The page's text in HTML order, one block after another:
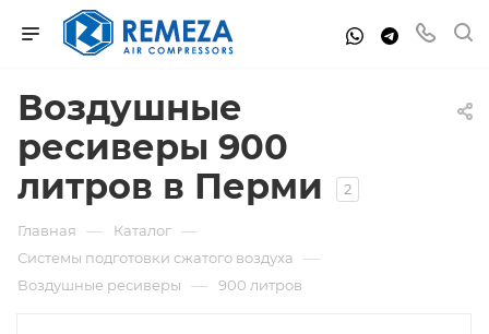
Воздушные
ресиверы 900
литров в Перми
2
Главная — Каталог —
Системы подготовки сжатого воздуха —
Воздушные ресиверы — 900 литров